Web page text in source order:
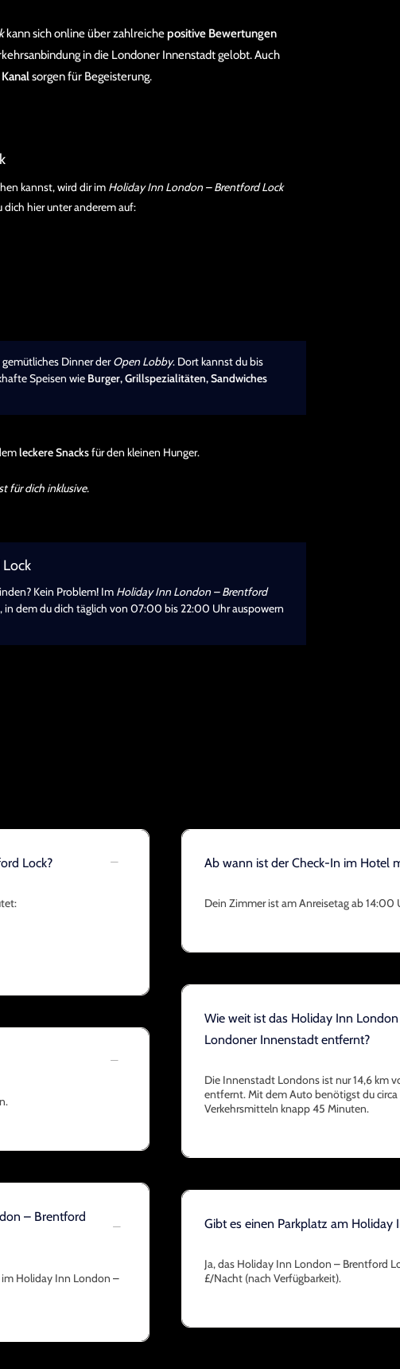
kann sich online über zahlreichepositive Bewertungen
in die Londoner Innenstadt gelobt. Auch
sorgen für Begeisterung.
kannst, wird dir im Holiday Inn London – Brentford Lock
dich hier unter anderem auf:
Dinner derOpen Lobby. Dort kannst du bis
Speisen wie Burger, Grillspezialitäten, Sandwiches
leckere Snacksfür den kleinen Hunger.
für dich inklusive.
Kein Problem! Im Holiday Inn London – Brentford
in dem du dich täglich von 07:00 bis 22:00 Uhr auspowern
Lock?
– Brentford
im Holiday Inn London –
Ab wann ist der Check-In im Hotel
Dein Zimmer ist am Anreisetag ab 14:00
Wie weit ist das Holiday Inn
Londoner Innenstadt entfernt?
Die Innenstadt Londons ist nur 14,6 km
entfernt. Mit dem Auto benötigst du
Verkehrsmitteln knapp 45 Minuten.
Gibt es einen Parkplatz am
Ja, das Holiday Inn London – Brentford
£/Nacht (nach Verfügbarkeit).